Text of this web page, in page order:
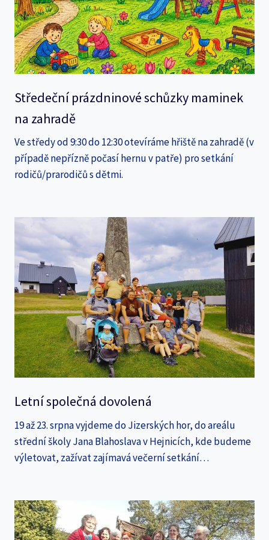
Středeční prázdninové schůzky maminek
na zahradě
Ve středy od 9:30 do 12:30 otevíráme hřiště na zahradě (v
případě nepřízně počasí hernu v patře) pro setkání
rodičů/prarodičů s dětmi.
Letní společná dovolená
19 až 23. srpna vyjdeme do Jizerských hor, do areálu
střední školy Jana Blahoslava v Hejnicích, kde budeme
výletovat, zažívat zajímavá večerní setkání…